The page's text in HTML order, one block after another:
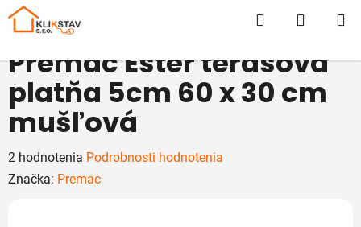
Prejsť
Hľadať
Premac Ester terasová
platňa 5cm 60 x 30 cm
mušľová
Priemerné
hodnotenie
2 hodnotenia Podrobnosti hodnotenia
Značka: Premac